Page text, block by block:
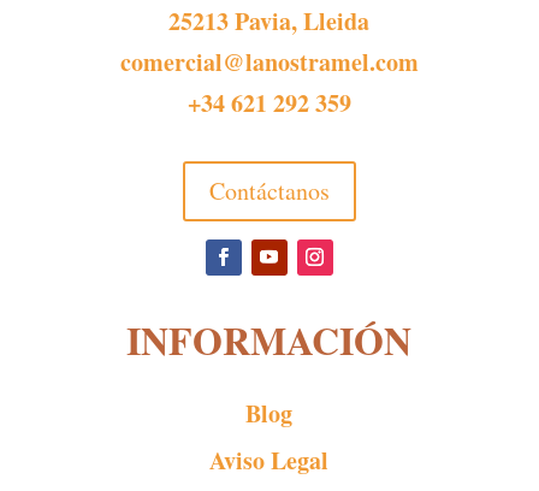
25213 Pavia, Lleida
comercial@lanostramel.com
+34 621 292 359
Contáctanos
INFORMACIÓN
Blog
Aviso Legal